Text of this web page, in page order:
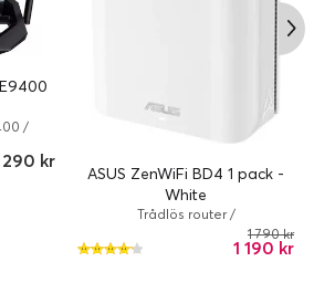
/
290 kr
ASUS ZenWiFi BD4 1 pack -
White
Trådlös router /
802.11a/b/g/n/ac/ax/be / Vit
1 190 kr
1 790 kr